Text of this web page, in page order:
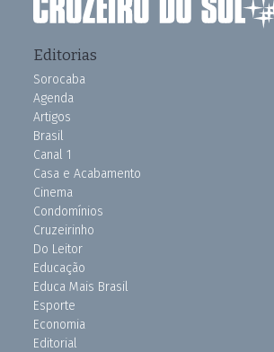
Editorias
Sorocaba
Agenda
Artigos
Brasil
Canal 1
Casa e Acabamento
Cinema
Condomínios
Cruzeirinho
Do Leitor
Educação
Educa Mais Brasil
Esporte
Economia
Editorial